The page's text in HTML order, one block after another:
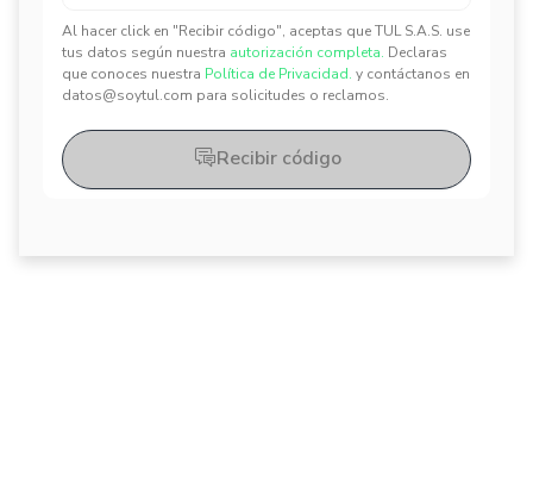
Al hacer click en "Recibir código", aceptas que TUL S.A.S. use
tus datos según nuestra autorización completa. Declaras
que conoces nuestra Política de Privacidad. y contáctanos en
datos@soytul.com para solicitudes o reclamos.
Recibir código